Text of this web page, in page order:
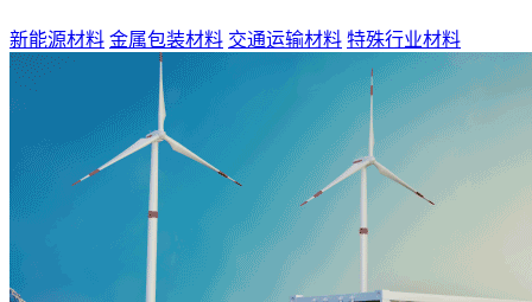
新能源材料 金属包装材料 交通运输材料 特殊行业材料